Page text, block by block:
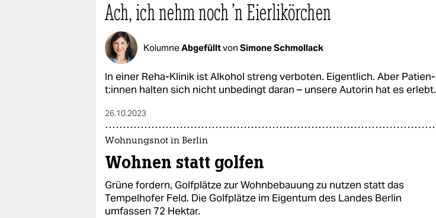
Ach, ich nehm noch 'n Eierlikörchen
KolumneAbgefülltvon Simone Schmollack
In einer Reha-Klinik ist Alkohol streng verboten. Eigentlich. Aber Pa­ti­en­
t:in­nen halten sich nicht unbedingt daran – unsere Autorin hat es erlebt.
26.10.2023
Wohnungsnot in Berlin
Wohnen statt golfen
Grüne fordern, Golfplätze zur Wohnbebauung zu nutzen statt das
Tempelhofer Feld. Die Golfplätze im Eigentum des Landes Berlin
umfassen 72 Hektar.